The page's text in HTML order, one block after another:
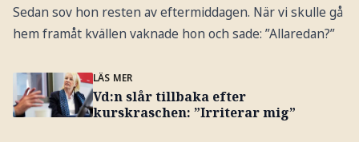
Sedan sov hon resten av eftermiddagen. När vi skulle gå
hem framåt kvällen vaknade hon och sade: ”Allaredan?”
LÄS MER
Vd:n slår tillbaka efter
kurskraschen: ”Irriterar mig”